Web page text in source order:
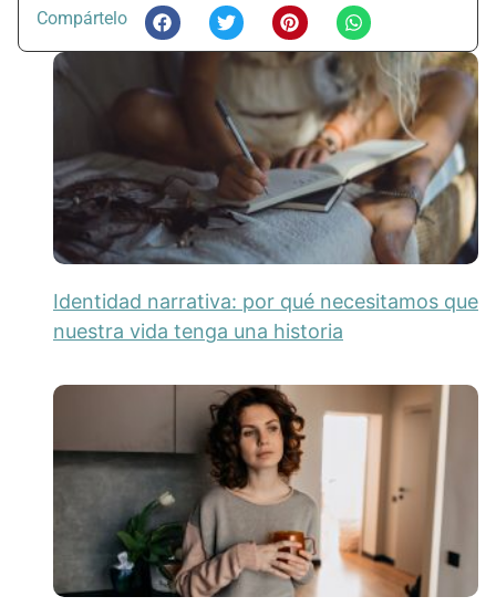
Compártelo
Identidad narrativa: por qué necesitamos que
nuestra vida tenga una historia